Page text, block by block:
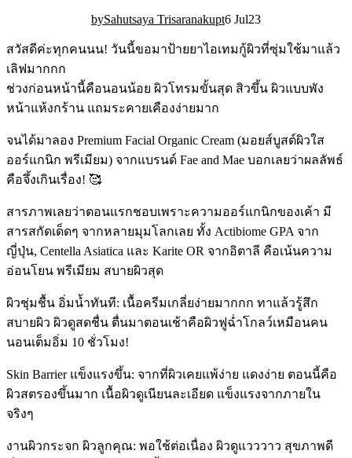
Sahutsaya Trisaranakupt6 Jul23
สวัสดีค่ะทุกคนนน! วันนี้ขอมาป้ายยาไอเทมกู้ผิวที่ซุ่มใช้มาแล้ว
เลิฟมากกก
ช่วงก่อนหน้านี้คือนอนน้อย ผิวโทรมขั้นสุด สิวขึ้น ผิวแบบพัง
หน้าแห้งกร้าน แถมระคายเคืองง่ายมาก
จนได้มาลอง Premium Facial Organic Cream (มอยส์บูสต์ผิวใส
ออร์แกนิก พรีเมียม) จากแบรนด์ Fae and Mae บอกเลยว่าผลลัพธ์
คือจึ้งเกินเรื่อง! 🥰
สารภาพเลยว่าตอนแรกชอบเพราะความออร์แกนิกของเค้า มี
สารสกัดเด็ดๆ จากหลายมุมโลกเลย ทั้ง Actibiome GPA จาก
ญี่ปุ่น, Centella Asiatica และ Karite OR จากอิตาลี คือเน้นความ
อ่อนโยน พรีเมียม สบายผิวสุด
ผิวชุ่มชื้น อิ่มน้ำทันที: เนื้อครีมเกลี่ยง่ายมากกก ทาแล้วรู้สึก
สบายผิว ผิวดูสดชื่น ตื่นมาตอนเช้าคือผิวฟูฉ่ำโกลว์เหมือนคน
นอนเต็มอิ่ม 10 ชั่วโมง!
Skin Barrier แข็งแรงขึ้น: จากที่ผิวเคยแพ้ง่าย แดงง่าย ตอนนี้คือ
ผิวสตรองขึ้นมาก เนื้อผิวดูเนียนละเอียด แข็งแรงจากภายใน
จริงๆ
งานผิวกระจก ผิวลูกคุณ: พอใช้ต่อเนื่อง ผิวดูแวววาว สุขภาพดี